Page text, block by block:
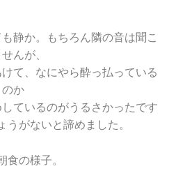
静か。もちろん隣の音は聞こ
んが、
て、なにやら酔っ払っている
のか
ているのがうるさかったです
うがないと諦めました。
食の様子。